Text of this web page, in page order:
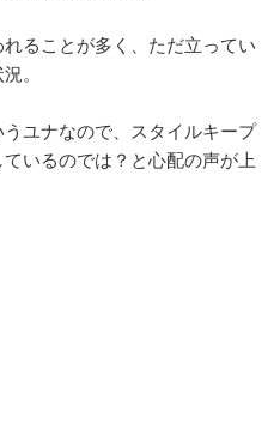
ることが多く、ただ立ってい
。
ユナなので、スタイルキープ
いるのでは？と心配の声が上